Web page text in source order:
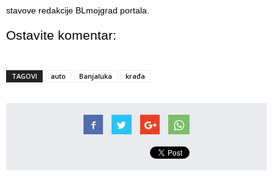
stavove redakcije BLmojgrad portala.
Ostavite komentar:
TAGOVI auto Banjaluka krađa